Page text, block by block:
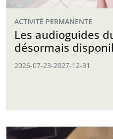
ACTIVITÉ PERMANENTE
Les audioguides
désormais
web
2026-07-23-2027-12-31